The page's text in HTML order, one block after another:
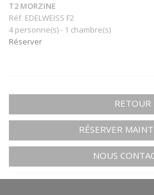
T2 MORZINE
Réf. EDELWEISS F2
4 personne(s) - 1 chambre(s)
Réserver
RETOUR
RÉSERVER
NOUS